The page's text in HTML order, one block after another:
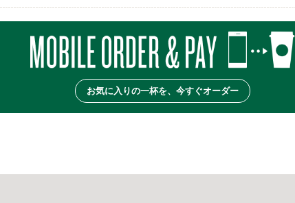
お気に入りの一杯を、今すぐオーダー